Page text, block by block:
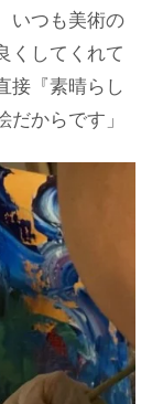
いつも美術の
くしてくれて
接『素晴らし
からです」